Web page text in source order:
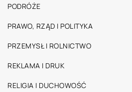
PODRÓŻE
PRAWO, RZĄD I POLITYKA
PRZEMYSŁ I ROLNICTWO
REKLAMA I DRUK
RELIGIA I DUCHOWOŚĆ